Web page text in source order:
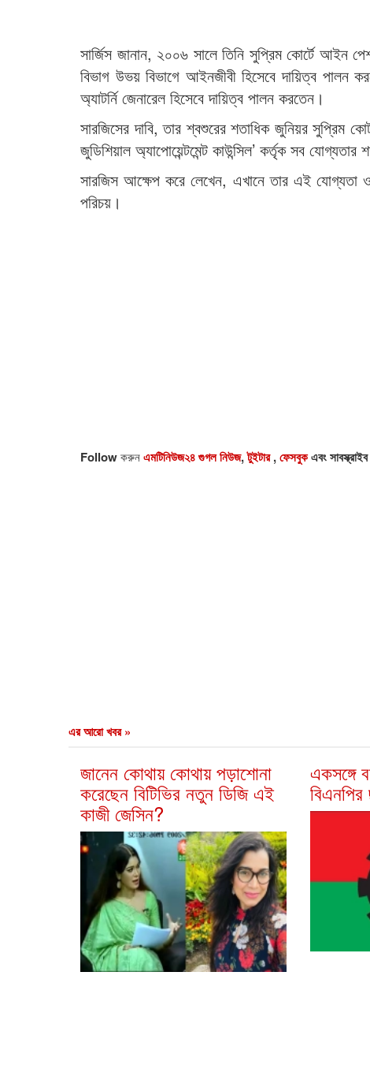
সার্জিস জানান, ২০০৬ সালে তিনি সুপ্রিম কোর্টে আইন
বিভাগ উভয় বিভাগে আইনজীবী হিসেবে দায়িত্ব পালন
অ্যাটর্নি জেনারেল হিসেবে দায়িত্ব পালন করতেন।
সারজিসের দাবি, তার শ্বশুরের শতাধিক জুনিয়র সুপ্রিম
জুডিশিয়াল অ্যাপোয়েন্টমেন্ট কাউন্সিল’ কর্তৃক সব
সারজিস আক্ষেপ করে লেখেন, এখানে তার এই যোগ্যতা
পরিচয়।
Followকরুনএমটিনিউজ২৪ গুগল নিউজ,টুইটার,ফেসবুকএবং
এর আরো খবর »
জানেন কোথায় কোথায় পড়াশোনা
করেছেন বিটিভির নতুন ডিজি এই
কাজী জেসিন?
একসঙ্গে